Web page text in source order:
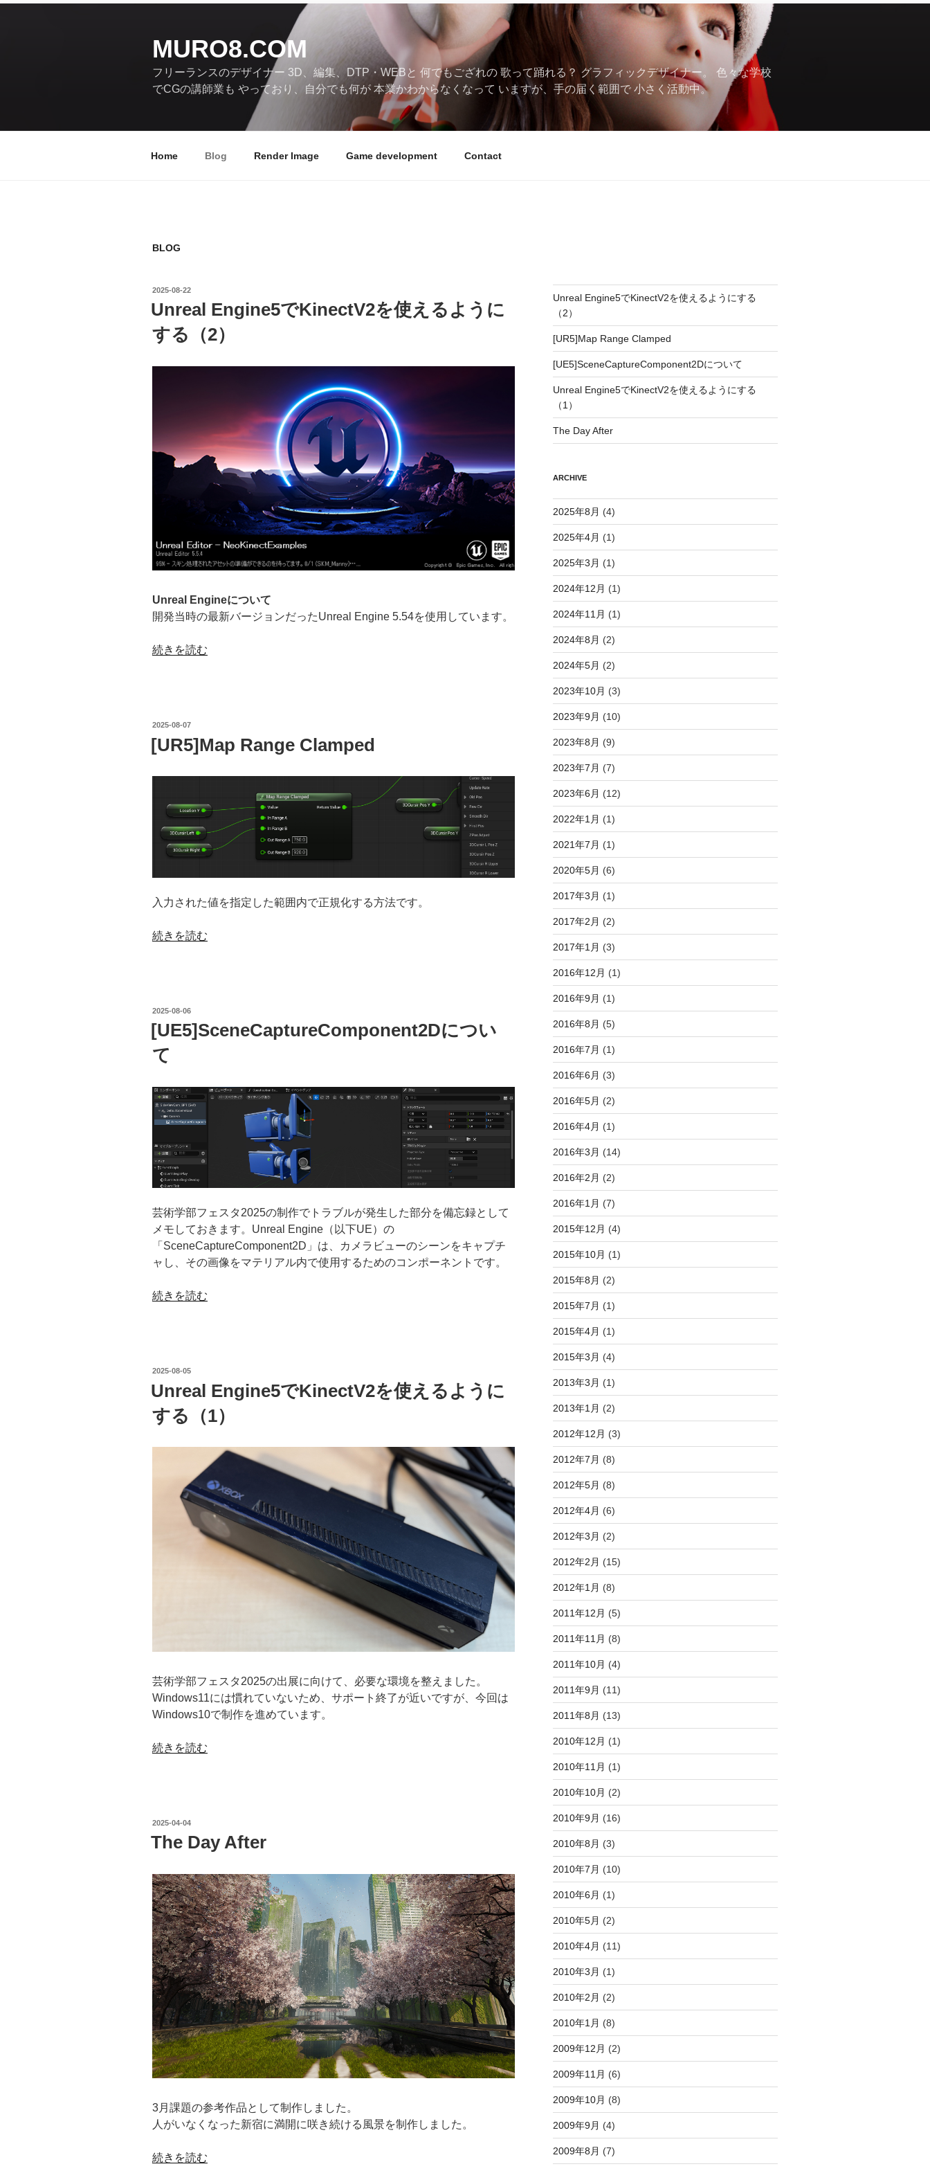
コ
MURO8.COM
フリーランスのデザイナー 3D、編集、DTP・WEBと 何でもござれの 歌って踊れる？ グラフィックデザイナー。 色々な学校
でCGの講師業も やっており、自分でも何が 本業かわからなくなって いますが、手の届く範囲で 小さく活動中。
Home Blog Render Image Game development Contact
BLOG
投
日:
2025-08-22
Unreal Engine5でKinectV2を使えるように
する（2）
Unreal Engineについて
開発当時の最新バージョンだったUnreal Engine 5.54を使用しています。
“Unreal
え
す
の
続きを読む
投
日:
2025-08-07
[UR5]Map Range Clamped
入力された値を指定した範囲内で正規化する方法です。
“[UR5]Map
続きを読む
投
日:
2025-08-06
[UE5]SceneCaptureComponent2Dについ
て
芸術学部フェスタ2025の制作でトラブルが発生した部分を備忘録として
メモしておきます。Unreal Engine（以下UE）の
「SceneCaptureComponent2D」は、カメラビューのシーンをキャプチ
ャし、その画像をマテリアル内で使用するためのコンポーネントです。
“[UE5]SceneCaptureComponent2D
続きを読む
投
日:
2025-08-05
Unreal Engine5でKinectV2を使えるように
する（1）
芸術学部フェスタ2025の出展に向けて、必要な環境を整えました。
Windows11には慣れていないため、サポート終了が近いですが、今回は
Windows10で制作を進めています。
“Unreal
え
よ
う
に
す
る
（1）”
の
続きを読む
投
2025-04-04
The Day After
3月課題の参考作品として制作しました。
人がいなくなった新宿に満開に咲き続ける風景を制作しました。
“The
続きを読む
Unreal Engine5でKinectV2を使えるようにする
（2）
[UR5]Map Range Clamped
[UE5]SceneCaptureComponent2Dについて
Unreal Engine5でKinectV2を使えるようにする
（1）
The Day After
ARCHIVE
2025年8月 (4)
2025年4月 (1)
2025年3月 (1)
2024年12月 (1)
2024年11月 (1)
2024年8月 (2)
2024年5月 (2)
2023年10月 (3)
2023年9月 (10)
2023年8月 (9)
2023年7月 (7)
2023年6月 (12)
2022年1月 (1)
2021年7月 (1)
2020年5月 (6)
2017年3月 (1)
2017年2月 (2)
2017年1月 (3)
2016年12月 (1)
2016年9月 (1)
2016年8月 (5)
2016年7月 (1)
2016年6月 (3)
2016年5月 (2)
2016年4月 (1)
2016年3月 (14)
2016年2月 (2)
2016年1月 (7)
2015年12月 (4)
2015年10月 (1)
2015年8月 (2)
2015年7月 (1)
2015年4月 (1)
2015年3月 (4)
2013年3月 (1)
2013年1月 (2)
2012年12月 (3)
2012年7月 (8)
2012年5月 (8)
2012年4月 (6)
2012年3月 (2)
2012年2月 (15)
2012年1月 (8)
2011年12月 (5)
2011年11月 (8)
2011年10月 (4)
2011年9月 (11)
2011年8月 (13)
2010年12月 (1)
2010年11月 (1)
2010年10月 (2)
2010年9月 (16)
2010年8月 (3)
2010年7月 (10)
2010年6月 (1)
2010年5月 (2)
2010年4月 (11)
2010年3月 (1)
2010年2月 (2)
2010年1月 (8)
2009年12月 (2)
2009年11月 (6)
2009年10月 (8)
2009年9月 (4)
2009年8月 (7)